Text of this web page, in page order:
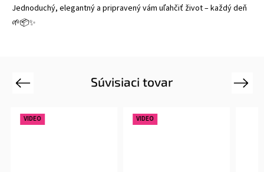
Jednoduchý, elegantný a pripravený vám uľahčiť život – každý deň
🌱📦✨
Súvisiaci tovar
Previous
VIDEO VIDEO
Next